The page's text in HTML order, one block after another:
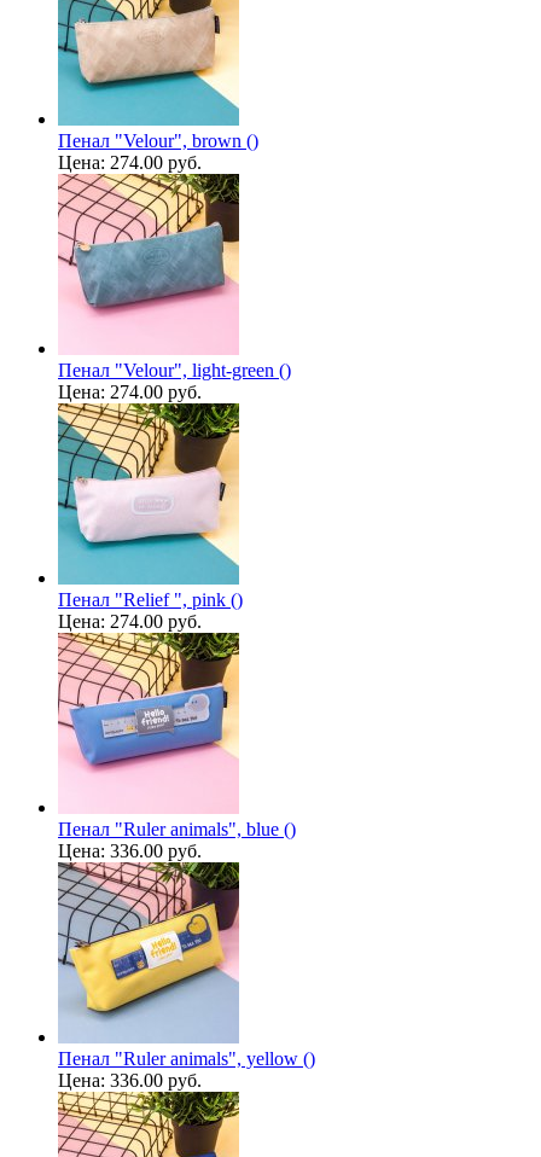
Пенал "Velour", brown ()
Цена: 274.00 руб.
Пенал "Velour", light-green ()
Цена: 274.00 руб.
Пенал "Relief ", pink ()
Цена: 274.00 руб.
Пенал "Ruler animals", blue ()
Цена: 336.00 руб.
Пенал "Ruler animals", yellow ()
Цена: 336.00 руб.